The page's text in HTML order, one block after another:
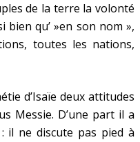
de la terre la volonté
qu’ »en son nom »,
toutes les nations,
d’Isaïe deux attitudes
Messie. D’une part il a
il ne discute pas pied à